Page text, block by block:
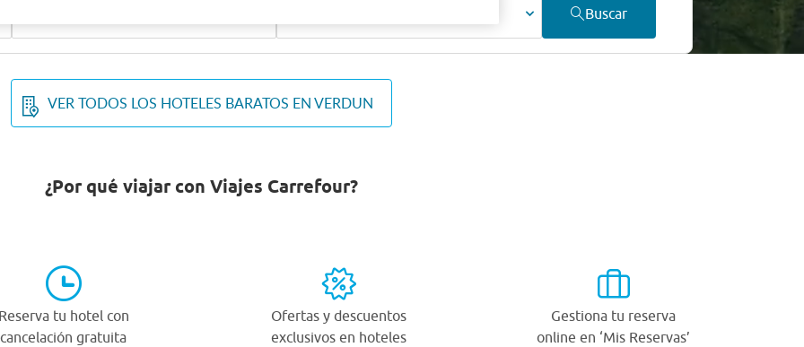
Buscar
VER TODOS LOS HOTELES BARATOS EN VERDUN
¿Por qué viajar con Viajes Carrefour?
Reserva tu hotel con
cancelación gratuita
Ofertas y descuentos
exclusivos en hoteles
Gestiona tu reserva
online en ‘Mis Reservas’